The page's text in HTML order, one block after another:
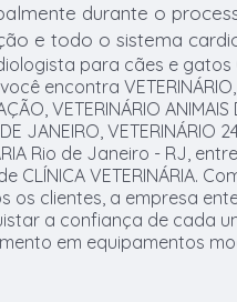
durante o
e todo o sistema
para cães e gatos
encontra VETERINÁRIO,
VETERINÁRIO ANIMAIS
JANEIRO, VETERINÁRIO
Rio de Janeiro - RJ,
CLÍNICA VETERINÁRIA.
os clientes, a empresa
a confiança de cada
em equipamentos